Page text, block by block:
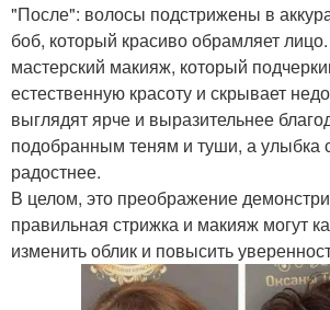
"После": волосы подстрижены в
боб, который красиво обрамляет
мастерский макияж, который
естественную красоту и скрывает
выглядят ярче и выразительнее
подобранным теням и туши, а улыбка
радостнее.
В целом, это преображение
правильная стрижка и макияж могут
изменить облик и повысить